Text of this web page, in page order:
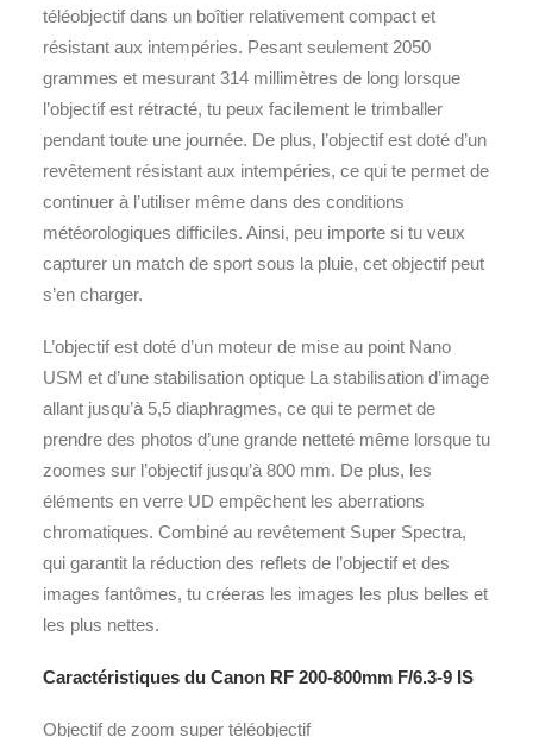
téléobjectif dans un boîtier relativement compact et
résistant aux intempéries. Pesant seulement 2050
grammes et mesurant 314 millimètres de long lorsque
l’objectif est rétracté, tu peux facilement le trimballer
pendant toute une journée. De plus, l’objectif est doté d’un
revêtement résistant aux intempéries, ce qui te permet de
continuer à l’utiliser même dans des conditions
météorologiques difficiles. Ainsi, peu importe si tu veux
capturer un match de sport sous la pluie, cet objectif peut
s’en charger.
L’objectif est doté d’un moteur de mise au point Nano
USM et d’une stabilisation optique La stabilisation d’image
allant jusqu’à 5,5 diaphragmes, ce qui te permet de
prendre des photos d’une grande netteté même lorsque tu
zoomes sur l’objectif jusqu’à 800 mm. De plus, les
éléments en verre UD empêchent les aberrations
chromatiques. Combiné au revêtement Super Spectra,
qui garantit la réduction des reflets de l’objectif et des
images fantômes, tu créeras les images les plus belles et
les plus nettes.
Caractéristiques du Canon RF 200-800mm F/6.3-9 IS
Objectif de zoom super téléobjectif